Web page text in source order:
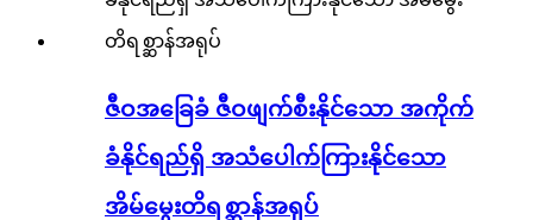
ဇီဝအခြေခံ ဇီဝဖျက်စီးနိုင်သော အကိုက်
ခံနိုင်ရည်ရှိ အသံပေါက်ကြားနိုင်သော
အိမ်မွေးတိရစ္ဆာန်အရုပ်